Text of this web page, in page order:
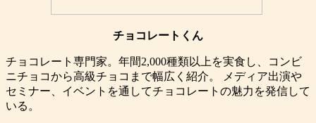
チョコレートくん
チョコレート専門家。年間2,000種類以上を実食し、コンビ
ニチョコから高級チョコまで幅広く紹介。 メディア出演や
セミナー、イベントを通してチョコレートの魅力を発信して
いる。